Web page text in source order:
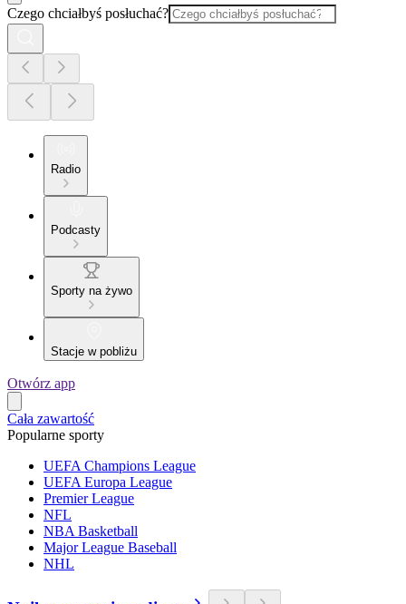
Czego chciałbyś posłuchać?
Radio
Podcasty
Sporty na żywo
Stacje w pobliżu
Otwórz app
Cała zawartość
Popularne sporty
UEFA Champions League
UEFA Europa League
Premier League
NFL
NBA Basketball
Major League Baseball
NHL